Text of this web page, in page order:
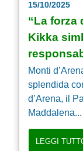
15/10/2025
“La forza
Kikka
Monti
splendida
d’Arena, il
Maddalena...
LEGGI